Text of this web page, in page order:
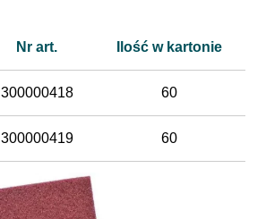
Nr art. Ilość w kartonie
300000418 60
300000419 60